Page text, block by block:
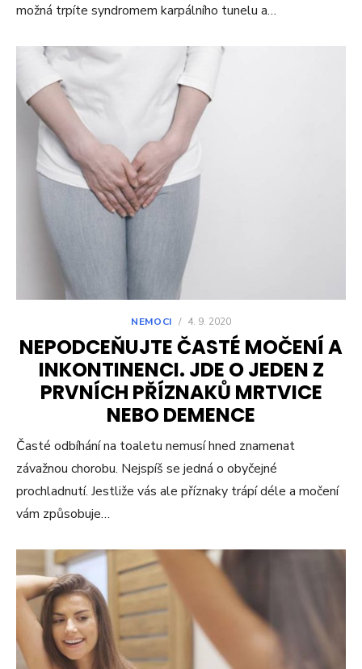
možná trpíte syndromem karpálního tunelu a…
NEMOCI / 4. 9. 2020
NEPODCEŇUJTE ČASTÉ MOČENÍ A
INKONTINENCI. JDE O JEDEN Z
PRVNÍCH PŘÍZNAKŮ MRTVICE
NEBO DEMENCE
Časté odbíhání na toaletu nemusí hned znamenat
závažnou chorobu. Nejspíš se jedná o obyčejné
prochladnutí. Jestliže vás ale příznaky trápí déle a močení
vám způsobuje…